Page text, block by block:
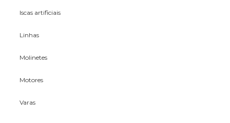
Iscas artificiais
Linhas
Molinetes
Motores
Varas